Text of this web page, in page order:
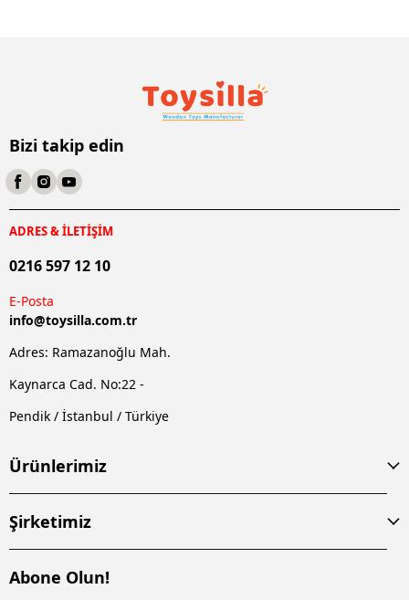
Bizi takip edin
ADRES & İLETİŞİM
0216 597 12 10
E-Posta
info@toysilla.com.tr
Adres: Ramazanoğlu Mah.
Kaynarca Cad. No:22 -
Pendik / İstanbul / Türkiye
Ürünlerimiz
Şirketimiz
Abone Olun!